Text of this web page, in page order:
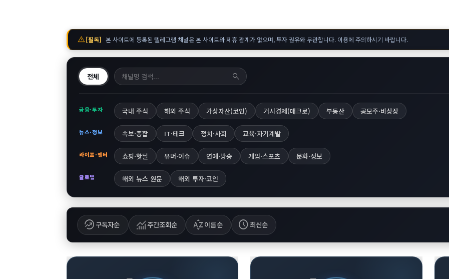
warning[필독] 본 사이트에 등록된 텔레그램 채널은 본 사이트와 제휴 관계가 없으며, 투자 권유와 무관합니다. 이용에 주의하시기 바랍니다.
전체 search
금융·투자 국내 주식 해외 주식 가상자산(코인) 거시경제(매크로) 부동산 공모주·비상장
뉴스·정보 속보·종합 IT·테크 정치·사회 교육·자기계발
라이프·엔터 쇼핑·핫딜 유머·이슈 연예·방송 게임·스포츠 문화·정보
글로벌 해외 뉴스 원문 해외 투자·코인
whatshot구독자순 monitoring주간조회순 sort_by_alpha 이름순 schedule 최신순